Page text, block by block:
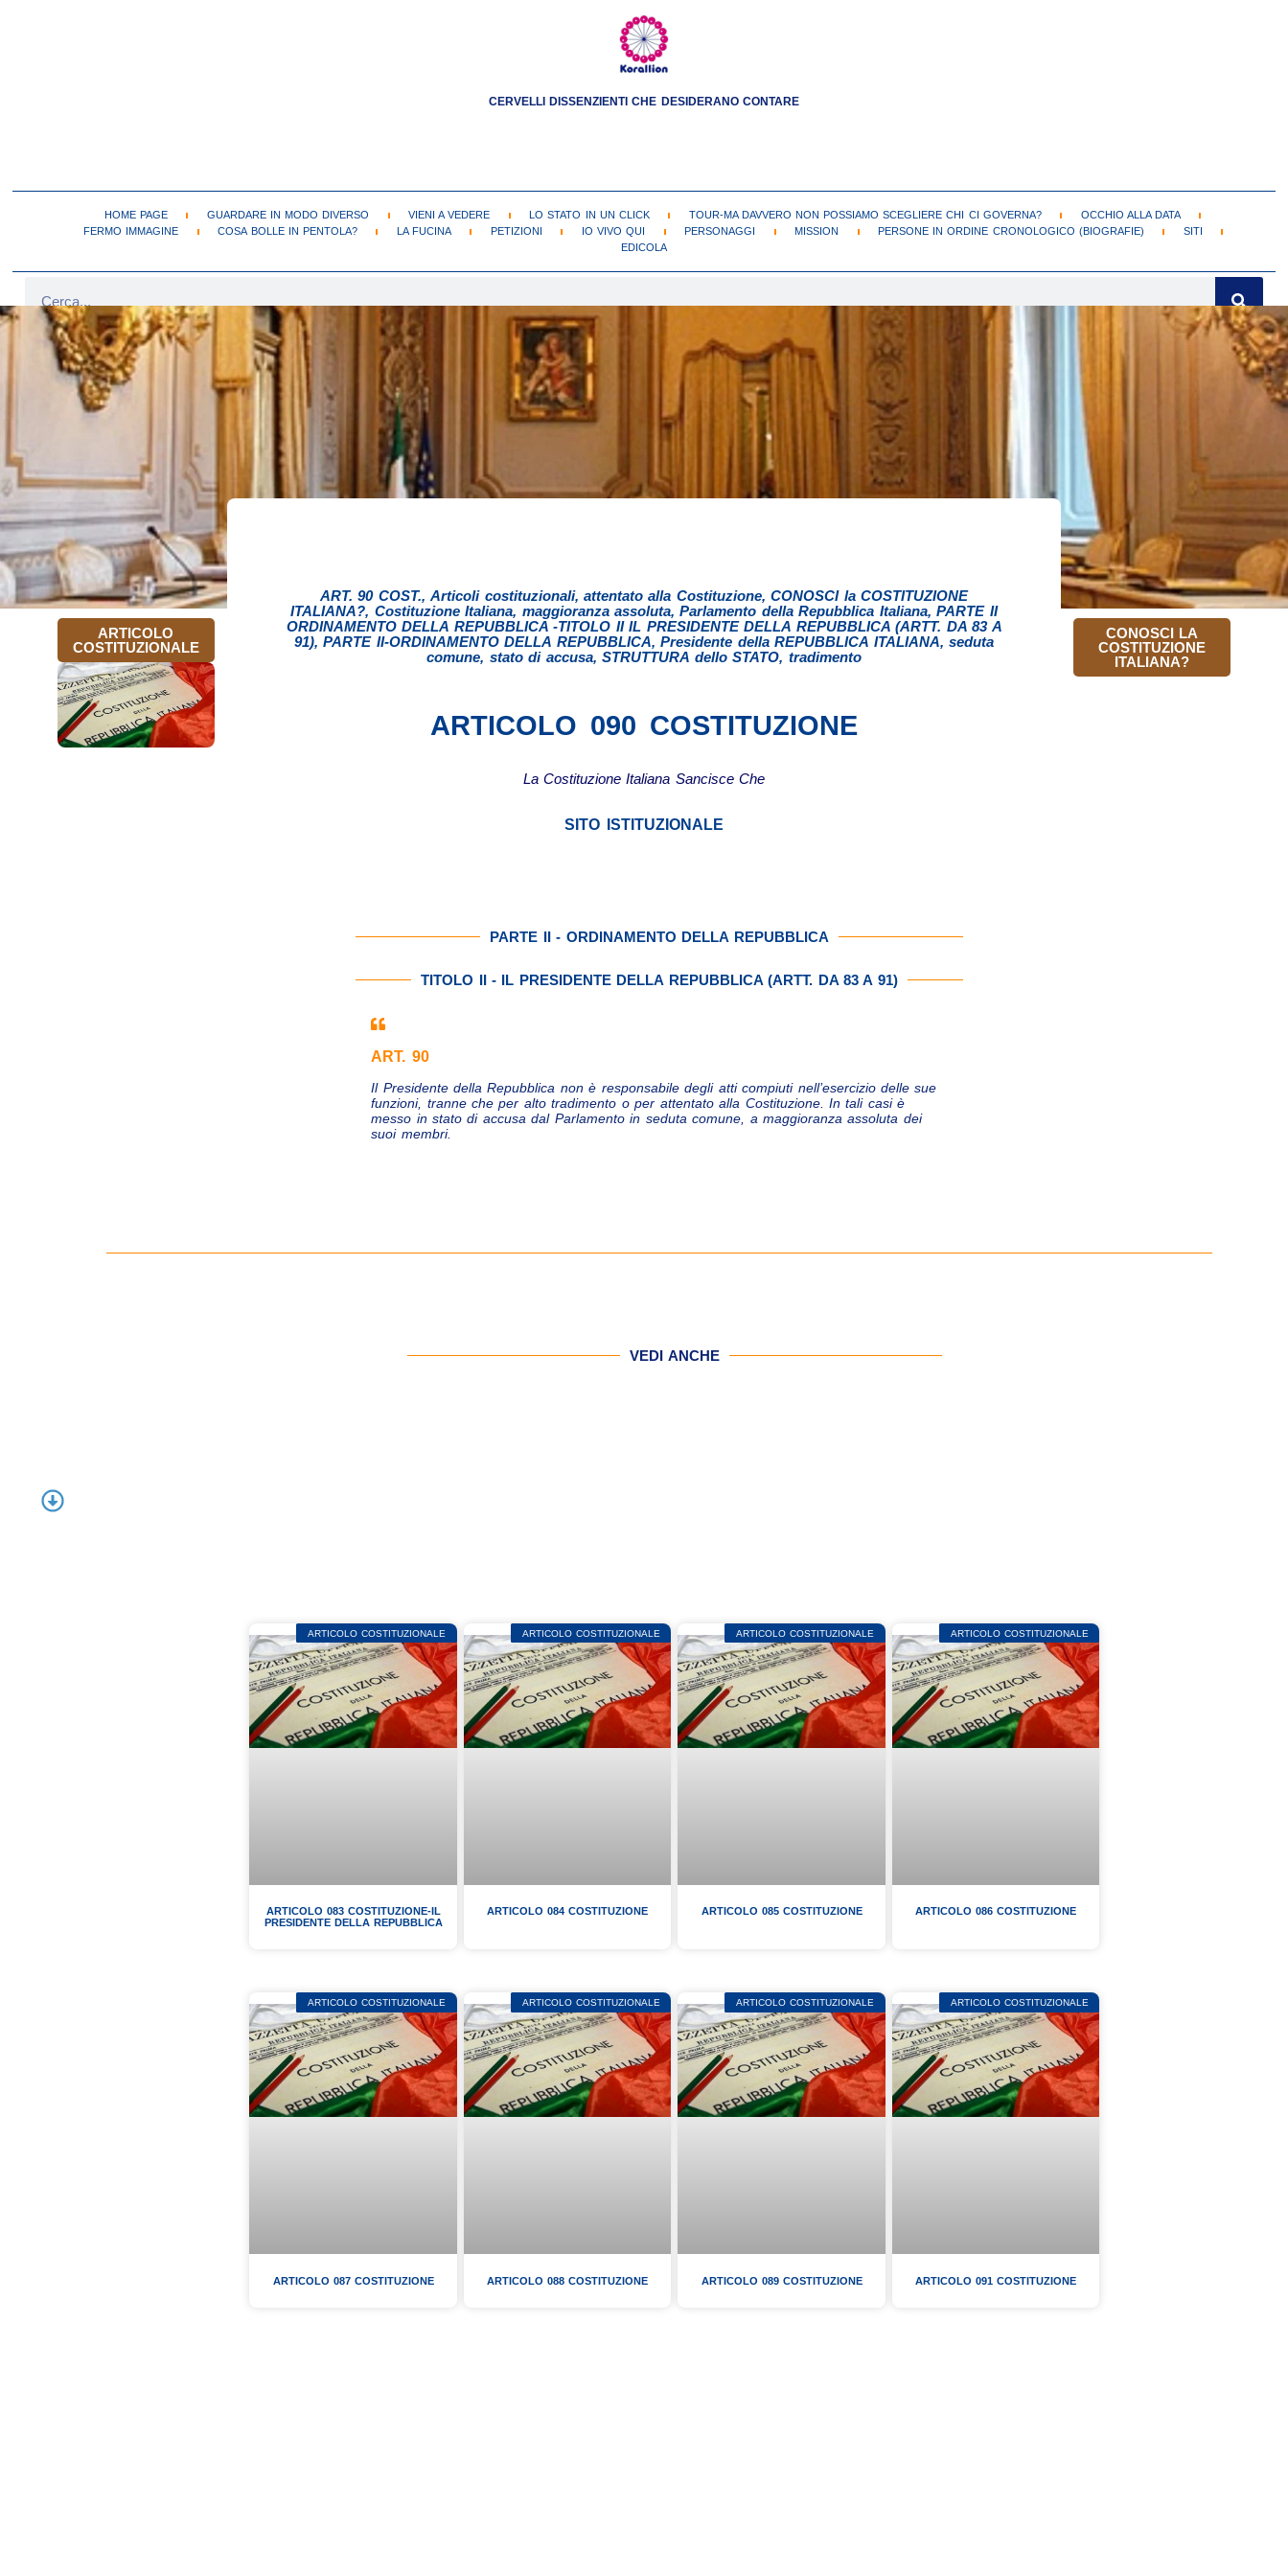
CERVELLI DISSENZIENTI CHE DESIDERANO CONTARE
HOME PAGE GUARDARE IN MODO DIVERSO VIENI A VEDERE LO STATO IN UN CLICK TOUR-MA DAVVERO NON POSSIAMO SCEGLIERE CHI CI GOVERNA?
OCCHIO ALLA DATA
FERMO IMMAGINE
COSA BOLLE IN PENTOLA? LA FUCINA PETIZIONI IO VIVO QUI PERSONAGGI MISSION PERSONE IN ORDINE CRONOLOGICO (BIOGRAFIE)
SITI
EDICOLA
ARTICOLO
COSTITUZIONALE
ART. 90 COST.,Articoli costituzionali, attentato alla Costituzione,CONOSCI la COSTITUZIONE
ITALIANA?, Costituzione Italiana, maggioranza assoluta,Parlamento della Repubblica Italiana,PARTE II
ORDINAMENTO DELLA REPUBBLICA -TITOLO II IL PRESIDENTE DELLA REPUBBLICA (ARTT. DA 83 A
91),PARTE II-ORDINAMENTO DELLA REPUBBLICA,Presidente della REPUBBLICA ITALIANA,seduta
comune, stato di accusa,STRUTTURA dello STATO, tradimento
ARTICOLO 090 COSTITUZIONE
La Costituzione Italiana Sancisce Che
SITO ISTITUZIONALE
CONOSCI LA
COSTITUZIONE
ITALIANA?
PARTE II - ORDINAMENTO DELLA REPUBBLICA
TITOLO II - IL PRESIDENTE DELLA REPUBBLICA (ARTT. DA 83 A 91)
ART. 90
Il Presidente della Repubblica non è responsabile degli atti compiuti nell’esercizio delle sue
funzioni, tranne che per alto tradimento o per attentato alla Costituzione. In tali casi è
messo in stato di accusa dal Parlamento in seduta comune, a maggioranza assoluta dei
suoi membri.
VEDI ANCHE
ARTICOLO COSTITUZIONALE
ARTICOLO 083 COSTITUZIONE-IL
PRESIDENTE DELLA REPUBBLICA
ARTICOLO COSTITUZIONALE
ARTICOLO 084 COSTITUZIONE
ARTICOLO COSTITUZIONALE
ARTICOLO 085 COSTITUZIONE
ARTICOLO COSTITUZIONALE
ARTICOLO 086 COSTITUZIONE
ARTICOLO COSTITUZIONALE
ARTICOLO 087 COSTITUZIONE
ARTICOLO COSTITUZIONALE
ARTICOLO 088 COSTITUZIONE
ARTICOLO COSTITUZIONALE
ARTICOLO 089 COSTITUZIONE
ARTICOLO COSTITUZIONALE
ARTICOLO 091 COSTITUZIONE